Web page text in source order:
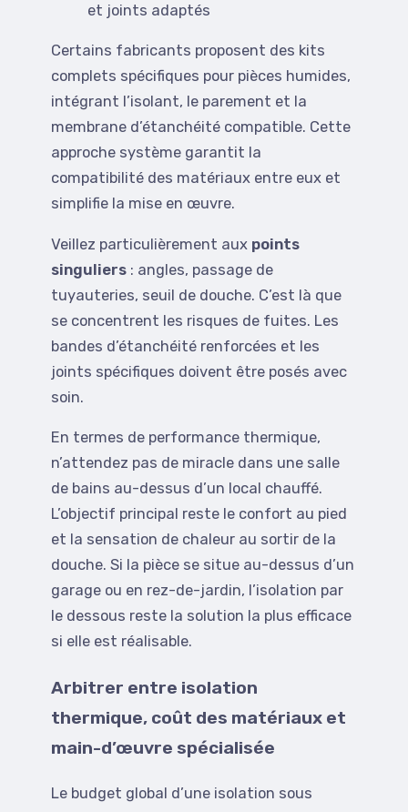
et joints adaptés
Certains fabricants proposent des kits
complets spécifiques pour pièces humides,
intégrant l’isolant, le parement et la
membrane d’étanchéité compatible. Cette
approche système garantit la
compatibilité des matériaux entre eux et
simplifie la mise en œuvre.
Veillez particulièrement aux points
singuliers : angles, passage de
tuyauteries, seuil de douche. C’est là que
se concentrent les risques de fuites. Les
bandes d’étanchéité renforcées et les
joints spécifiques doivent être posés avec
soin.
En termes de performance thermique,
n’attendez pas de miracle dans une salle
de bains au-dessus d’un local chauffé.
L’objectif principal reste le confort au pied
et la sensation de chaleur au sortir de la
douche. Si la pièce se situe au-dessus d’un
garage ou en rez-de-jardin, l’isolation par
le dessous reste la solution la plus efficace
si elle est réalisable.
Arbitrer entre isolation
thermique, coût des matériaux et
main-d’œuvre spécialisée
Le budget global d’une isolation sous